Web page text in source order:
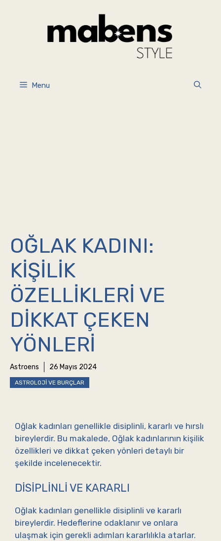
Menu
OĞLAK KADINI:
KIŞILIK
ÖZELLIKLERI VE
DIKKAT ÇEKEN
YÖNLERI
Astroens 26 Mayıs 2024
ASTROLOJI VE BURÇLAR
Oğlak kadınları genellikle disiplinli, kararlı ve hırslı
bireylerdir. Bu makalede, Oğlak kadınlarının kişilik
özellikleri ve dikkat çeken yönleri detaylı bir
şekilde incelenecektir.
DISIPLINLI VE KARARLI
Oğlak kadınları genellikle disiplinli ve kararlı
bireylerdir. Hedeflerine odaklanır ve onlara
ulaşmak için gerekli adımları kararlılıkla atarlar.